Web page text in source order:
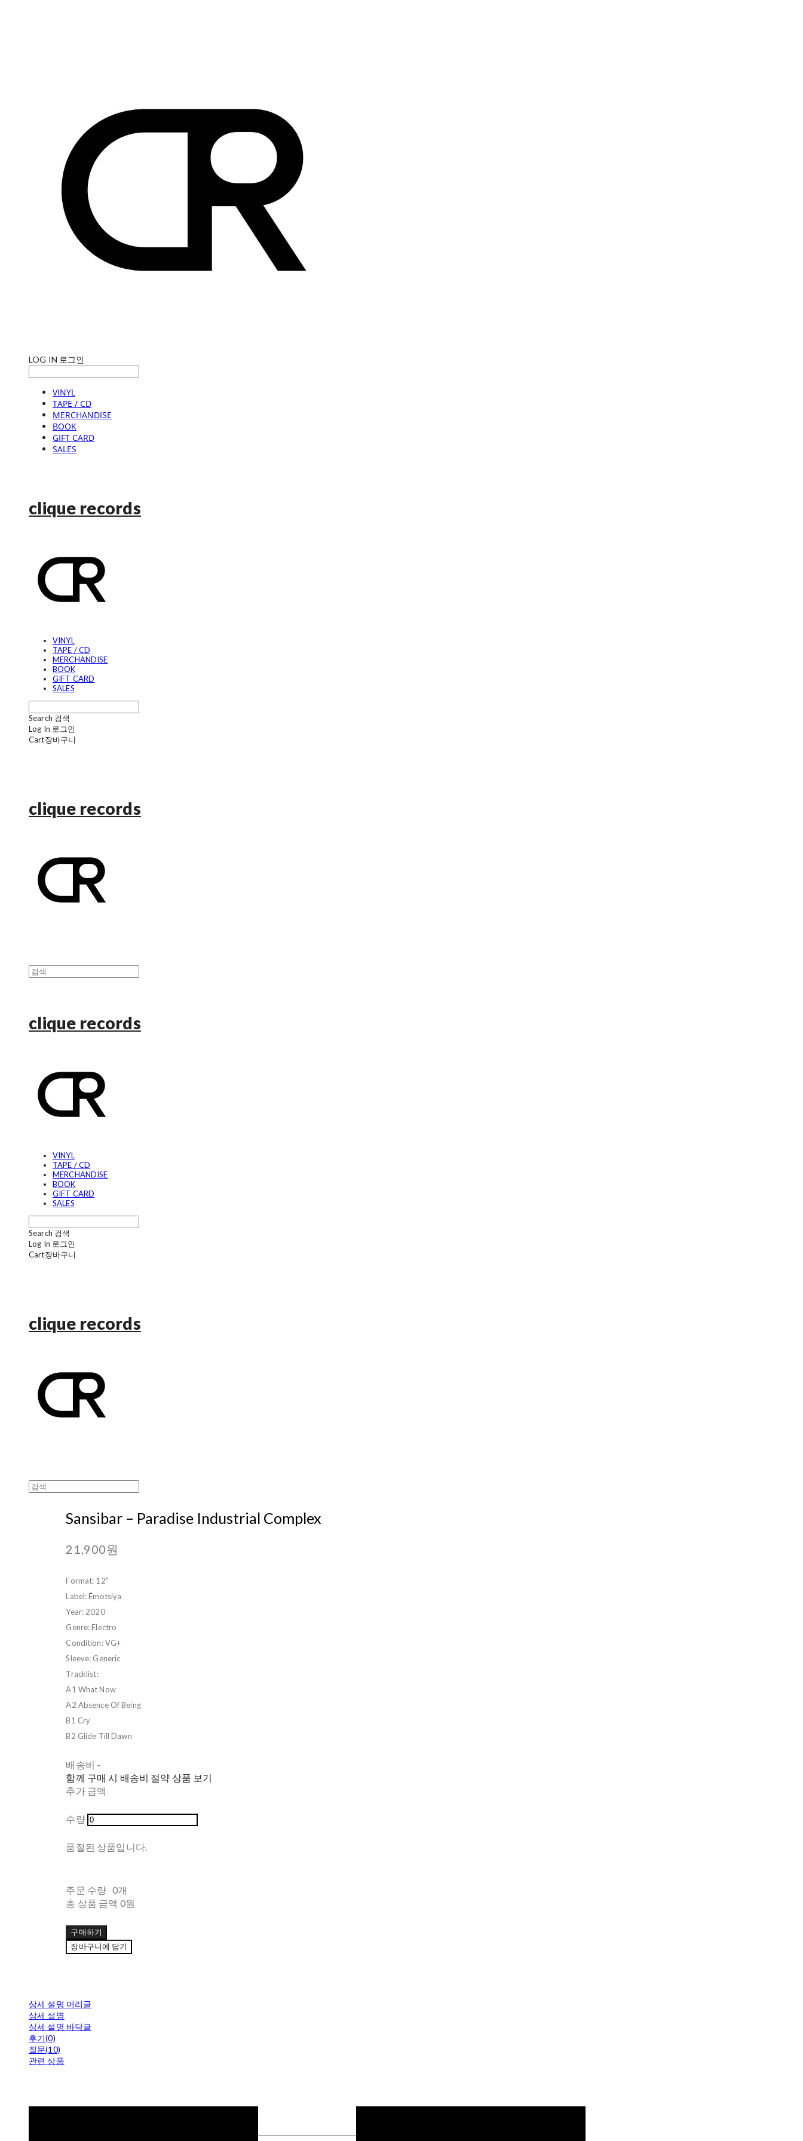
LOG IN 로그인
VINYL
TAPE / CD
MERCHANDISE
BOOK
GIFT CARD
SALES
clique records
VINYL
TAPE / CD
MERCHANDISE
BOOK
GIFT CARD
SALES
Search 검색
Log In 로그인
Cart장바구니
clique records
clique records
VINYL
TAPE / CD
MERCHANDISE
BOOK
GIFT CARD
SALES
Search 검색
Log In 로그인
Cart장바구니
clique records
Sansibar ‎– Paradise Industrial Complex
21,900원
Format: 12"
Label: Émotsiya
Year: 2020
Genre: Electro
Condition: VG+
Sleeve: Generic
Tracklist:
A1 What Now
A2 Absence Of Being
B1 Cry
B2 Glide Till Dawn
배송비 -
함께 구매 시 배송비 절약 상품 보기
추가 금액
수량
품절된 상품입니다.
주문 수량 0개
총 상품 금액 0원
구매하기
장바구니에 담기
상세 설명 머리글
상세 설명
상세 설명 바닥글
후기(0)
질문(10)
관련 상품